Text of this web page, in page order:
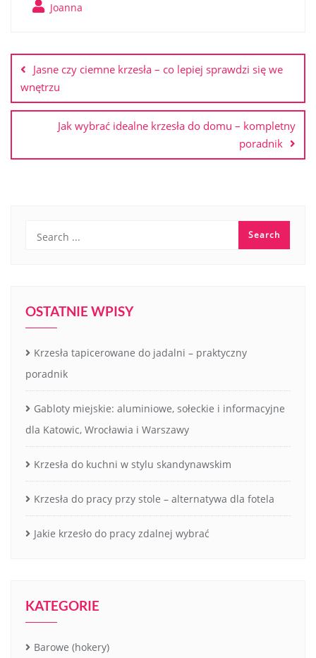
Joanna
wpisuJasne czy ciemne krzesła – co lepiej sprawdzi się we
wnętrzu
Jak wybrać idealne krzesła do domu – kompletny
poradnik
OSTATNIE WPISY
Krzesła tapicerowane do jadalni – praktyczny
poradnik
Gabloty miejskie: aluminiowe, sołeckie i informacyjne
dla Katowic, Wrocławia i Warszawy
Krzesła do kuchni w stylu skandynawskim
Krzesła do pracy przy stole – alternatywa dla fotela
Jakie krzesło do pracy zdalnej wybrać
KATEGORIE
Barowe (hokery)